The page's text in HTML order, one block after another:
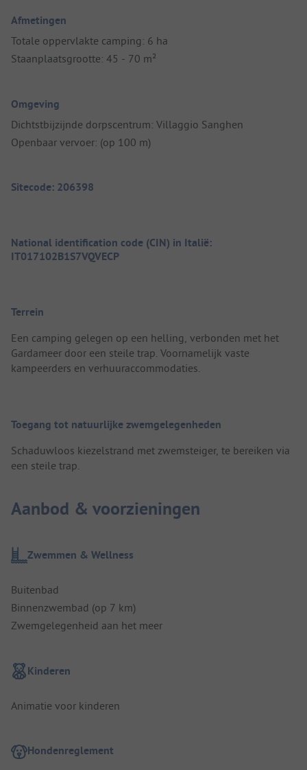
Afmetingen
Totale oppervlakte camping: 6 ha
Staanplaatsgrootte: 45 - 70 m²
Omgeving
Dichtstbijzijnde dorpscentrum: Villaggio Sanghen
Openbaar vervoer: (op 100 m)
Sitecode: 206398
National identification code (CIN) in Italië:
IT017102B1S7VQVECP
Terrein
Een camping gelegen op een helling, verbonden met het
Gardameer door een steile trap. Voornamelijk vaste
kampeerders en verhuuraccommodaties.
Toegang tot natuurlijke zwemgelegenheden
Schaduwloos kiezelstrand met zwemsteiger, te bereiken via
een steile trap.
Aanbod & voorzieningen
Zwemmen & Wellness
Buitenbad
Binnenzwembad (op 7 km)
Zwemgelegenheid aan het meer
Kinderen
Animatie voor kinderen
Hondenreglement